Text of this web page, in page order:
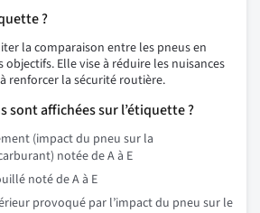
?
la comparaison entre les pneus en
Elle vise à réduire les nuisances
renforcer la sécurité routière.
sont affichées sur l’étiquette ?
(impact du pneu sur la
notée de A à E
noté de A à E
provoqué par l’impact du pneu sur le